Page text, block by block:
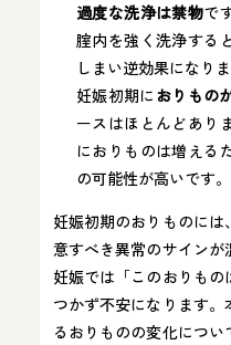
過度な洗浄は禁物で
腟内を強く洗浄する
しまい逆効果になりま
妊娠初期に おりもの
ースはほとんどあり
におりものは増える
の可能性が高いです。
妊娠初期のおりものに
意すべき異常のサイン
妊娠では「このおりも
つかず不安になります
るおりものの変化につ